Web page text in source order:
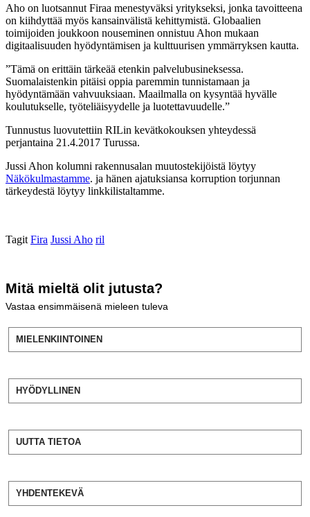
Aho on luotsannut Firaa menestyväksi yritykseksi, jonka tavoitteena
on kiihdyttää myös kansainvälistä kehittymistä. Globaalien
toimijoiden joukkoon nouseminen onnistuu Ahon mukaan
digitaalisuuden hyödyntämisen ja kulttuurisen ymmärryksen kautta.
”Tämä on erittäin tärkeää etenkin palvelubusineksessa.
Suomalaistenkin pitäisi oppia paremmin tunnistamaan ja
hyödyntämään vahvuuksiaan. Maailmalla on kysyntää hyvälle
koulutukselle, työteliäisyydelle ja luotettavuudelle.”
Tunnustus luovutettiin RILin kevätkokouksen yhteydessä
perjantaina 21.4.2017 Turussa.
Jussi Ahon kolumni rakennusalan muutostekijöistä löytyy
Näkökulmastamme. ja hänen ajatuksiansa korruption torjunnan
tärkeydestä löytyy linkkilistaltamme.
Tagit Fira Jussi Aho ril
Mitä mieltä olit jutusta?
Vastaa ensimmäisenä mieleen tuleva
MIELENKIINTOINEN
HYÖDYLLINEN
UUTTA TIETOA
YHDENTEKEVÄ